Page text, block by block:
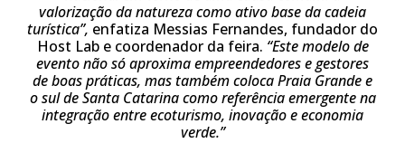
valorização da natureza como ativo base da cadeia
turística”, enfatiza Messias Fernandes, fundador do
Host Lab e coordenador da feira. “Este modelo de
evento não só aproxima empreendedores e gestores
de boas práticas, mas também coloca Praia Grande e
o sul de Santa Catarina como referência emergente na
integração entre ecoturismo, inovação e economia
verde.”